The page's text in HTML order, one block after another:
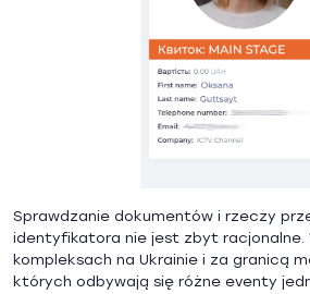
Sprawdzanie dokumentów i rzeczy
identyfikatora nie jest zbyt racjonalne.
kompleksach na Ukrainie i za granicą
których odbywają się różne eventy